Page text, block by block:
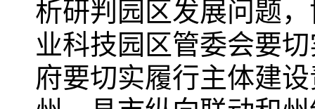
析研判园区发展问题
业科技园区管委会要
府要切实履行主体建